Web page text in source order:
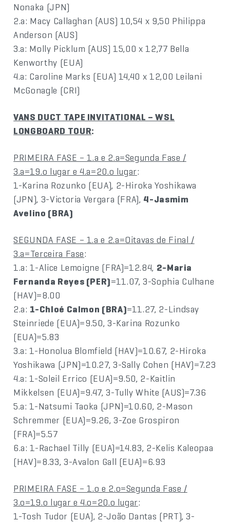
Nonaka (JPN)
2.a: Macy Callaghan (AUS) 10,54 x 9,50 Philippa
Anderson (AUS)
3.a: Molly Picklum (AUS) 15,00 x 12,77 Bella
Kenworthy (EUA)
4.a: Caroline Marks (EUA) 14,40 x 12,00 Leilani
McGonagle (CRI)
VANS DUCT TAPE INVITATIONAL – WSL
LONGBOARD TOUR:
PRIMEIRA FASE – 1.a e 2.a=Segunda Fase /
3.a=19.o lugar e 4.a=20.o lugar:
1-Karina Rozunko (EUA), 2-Hiroka Yoshikawa
(JPN), 3-Victoria Vergara (FRA), 4-Jasmim
Avelino (BRA)
SEGUNDA FASE – 1.a e 2.a=Oitavas de Final /
3.a=Terceira Fase:
1.a: 1-Alice Lemoigne (FRA)=12.84, 2-Maria
Fernanda Reyes (PER)=11.07, 3-Sophia Culhane
(HAV)=8.00
2.a: 1-Chloé Calmon (BRA)=11.27, 2-Lindsay
Steinriede (EUA)=9.50, 3-Karina Rozunko
(EUA)=5.83
3.a: 1-Honolua Blomfield (HAV)=10.67, 2-Hiroka
Yoshikawa (JPN)=10.27, 3-Sally Cohen (HAV)=7.23
4.a: 1-Soleil Errico (EUA)=9.50, 2-Kaitlin
Mikkelsen (EUA)=9.47, 3-Tully White (AUS)=7.36
5.a: 1-Natsumi Taoka (JPN)=10.60, 2-Mason
Schremmer (EUA)=9.26, 3-Zoe Grospiron
(FRA)=5.57
6.a: 1-Rachael Tilly (EUA)=14.83, 2-Kelis Kaleopaa
(HAV)=8.33, 3-Avalon Gall (EUA)=6.93
PRIMEIRA FASE – 1.o e 2.o=Segunda Fase /
3.o=19.o lugar e 4.o=20.o lugar:
1-Tosh Tudor (EUA), 2-João Dantas (PRT), 3-